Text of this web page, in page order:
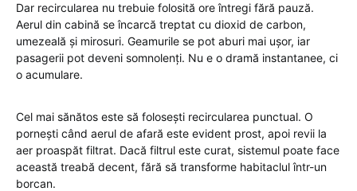
Dar recircularea nu trebuie folosită ore întregi fără pauză.
Aerul din cabină se încarcă treptat cu dioxid de carbon,
umezeală și mirosuri. Geamurile se pot aburi mai ușor, iar
pasagerii pot deveni somnolenți. Nu e o dramă instantanee, ci
o acumulare.
Cel mai sănătos este să folosești recircularea punctual. O
pornești când aerul de afară este evident prost, apoi revii la
aer proaspăt filtrat. Dacă filtrul este curat, sistemul poate face
această treabă decent, fără să transforme habitaclul într-un
borcan.